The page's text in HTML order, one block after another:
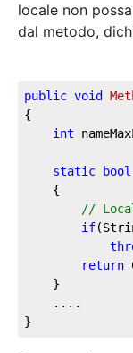
locale non
dal metodo,
public void
{
int
static bool
//
if
return
}